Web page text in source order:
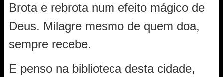
Brota e rebrota num efeito mágico de
Deus. Milagre mesmo de quem doa,
sempre recebe.
E penso na biblioteca desta cidade,